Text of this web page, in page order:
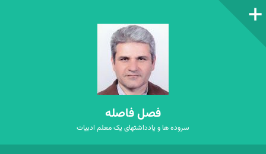
ستون‌کناری
فصل فاصله
سروده ها و یادداشتهای یک معلم ادبیات